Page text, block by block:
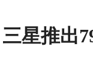
三星推出